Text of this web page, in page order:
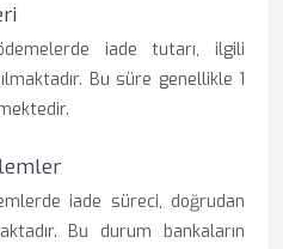
iade tutarı, ilgili
Bu süre genellikle 1
iade süreci, doğrudan
Bu durum bankaların